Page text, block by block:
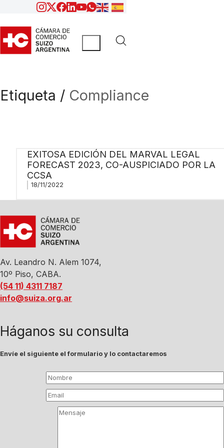
Etiqueta / Compliance
EXITOSA EDICIÓN DEL MARVAL LEGAL
FORECAST 2023, CO-AUSPICIADO POR LA
CCSA
18/11/2022
Av. Leandro N. Alem 1074,
10º Piso, CABA.
(54 11) 4311 7187
info@suiza.org.ar
Háganos su consulta
Envíe el siguiente el formulario y lo contactaremos